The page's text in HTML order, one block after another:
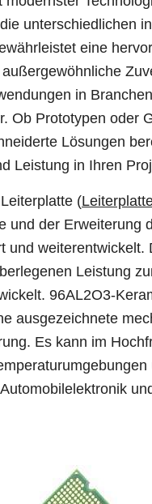
unterschiedlichen
eine
in
Ob Prototypen oder
Lösungen
Leistung in Ihren
(
und der Erweiterung
und weiterentwickelt.
Leistung
96AL2O3-
ausgezeichnete
Es kann im